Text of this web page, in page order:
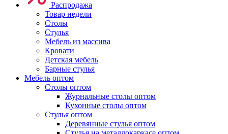
Распродажа
Товар недели
Столы
Стулья
Мебель из массива
Кровати
Детская мебель
Барные стулья
Мебель оптом
Столы оптом
Журнальные столы оптом
Кухонные столы оптом
Стулья оптом
Деревянные стулья оптом